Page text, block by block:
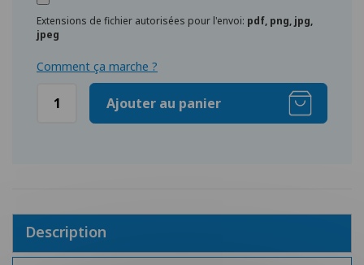
Extensions de fichier autorisées pour l'envoi: pdf, png, jpg,
jpeg
Comment ça marche ?
Ajouter au panier
Description